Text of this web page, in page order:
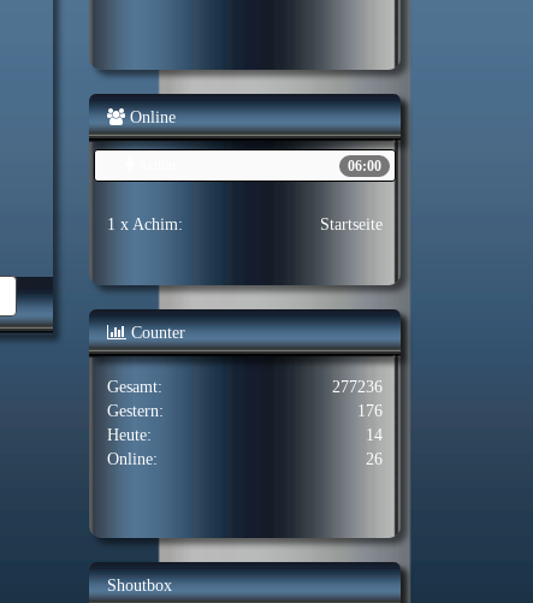
Online
06:00
1 x Achim: Startseite
Counter
Gesamt:
277236
Gestern:
176
Heute:
14
Online:
26
Shoutbox